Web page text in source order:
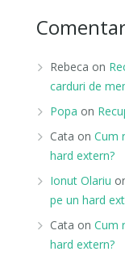
Rebeca on
carduri de
Popa on
Cata on Cum
hard extern?
Ionut Olariu
pe un hard
Cata on Cum
hard extern?